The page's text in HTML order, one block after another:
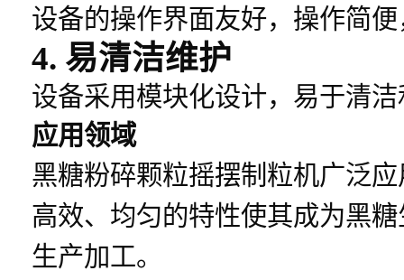
设备的操作界面友好，操作简
4. 易清洁维护
设备采用模块化设计，易于清
应用领域
黑糖粉碎颗粒摇摆制粒机广泛
高效、均匀的特性使其成为黑
生产加工。